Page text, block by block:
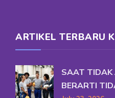
ARTIKEL TERBARU
SAAT TIDAK
BERARTI